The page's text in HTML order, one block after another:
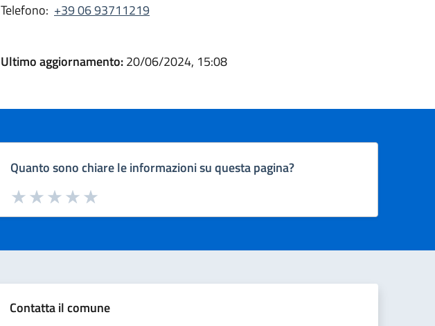
Telefono: +39 06 93711219
Ultimo aggiornamento:20/06/2024, 15:08
Quanto sono chiare le informazioni su questa pagina?
Valuta da 1 a 5 stelle la pagina
Valuta 5 stelle su 5
Valuta 4 stelle su 5
Valuta 3 stelle su 5
Valuta 2 stelle su 5
Valuta 1 stelle su 5
Contatta il comune